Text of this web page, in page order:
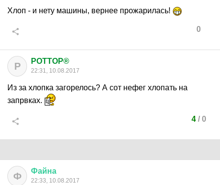
Хлоп - и нету машины, вернее прожарилась!
0
P POTTOP®
22:31, 10.08.2017
Из за хлопка загорелось? А сот нефег хлопать на
запрвках.
4/ 0
Ф Файна
22:33, 10.08.2017